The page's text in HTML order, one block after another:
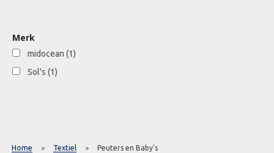
Merk
midocean (1)
Sol's (1)
Home > Textiel > Peuters en Baby's